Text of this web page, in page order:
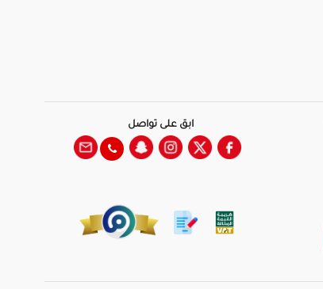
ابق على تواصل